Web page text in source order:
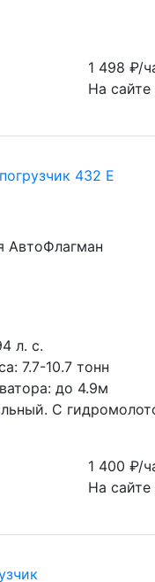
1 498 ₽/
На сайте
432 Е
АвтоФлагман
л. с.
7.7-10.7 тонн
до 4.9м
С
1 400 ₽/
На сайте